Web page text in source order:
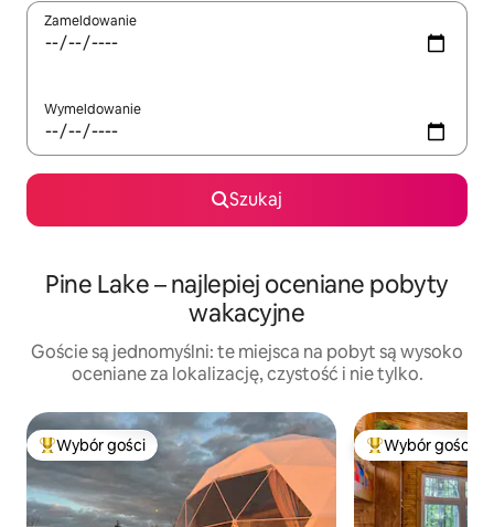
Zameldowanie
Wymeldowanie
Szukaj
Pine Lake – najlepiej oceniane pobyty
wakacyjne
Goście są jednomyślni: te miejsca na pobyt są wysoko
oceniane za lokalizację, czystość i nie tylko.
Najpopularniejsze z kategorii Wybór gości
Wybór gości Wybór gości